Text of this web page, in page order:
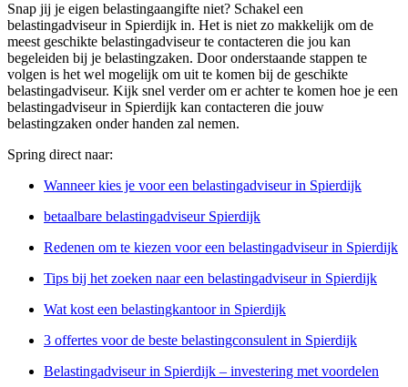
Snap jij je eigen belastingaangifte niet? Schakel een
belastingadviseur in Spierdijk in. Het is niet zo makkelijk om de
meest geschikte belastingadviseur te contacteren die jou kan
begeleiden bij je belastingzaken. Door onderstaande stappen te
volgen is het wel mogelijk om uit te komen bij de geschikte
belastingadviseur. Kijk snel verder om er achter te komen hoe je een
belastingadviseur in Spierdijk kan contacteren die jouw
belastingzaken onder handen zal nemen.
Spring direct naar:
Wanneer kies je voor een belastingadviseur in Spierdijk
betaalbare belastingadviseur Spierdijk
Redenen om te kiezen voor een belastingadviseur in Spierdijk
Tips bij het zoeken naar een belastingadviseur in Spierdijk
Wat kost een belastingkantoor in Spierdijk
3 offertes voor de beste belastingconsulent in Spierdijk
Belastingadviseur in Spierdijk – investering met voordelen